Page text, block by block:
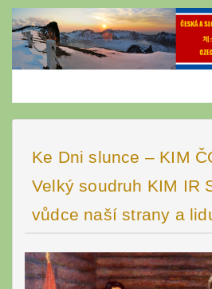
Skip
content
Ke Dni slunce – KIM
Velký soudruh KIM IR
vůdce naší strany a